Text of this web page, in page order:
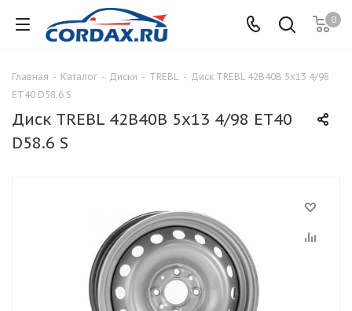
0
Главная - Каталог - Диски - TREBL - Диск TREBL 42B40B 5x13 4/98
ET40 D58.6 S
Диск TREBL 42B40B 5x13 4/98 ET40
D58.6 S